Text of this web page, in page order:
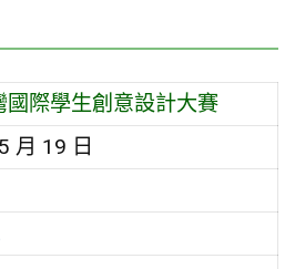
國際學生創意設計大賽
月 19 日